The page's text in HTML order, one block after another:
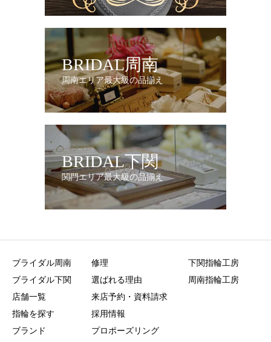
BRIDAL周南
周南エリア最大級の品揃え
BRIDAL下関
関門エリア最大級の品揃え
ブライダル周南
ブライダル下関
店舗一覧
指輪を探す
ブランド
修理
選ばれる理由
来店予約・資料請求
採用情報
プロポーズリング
下関指輪工房
周南指輪工房